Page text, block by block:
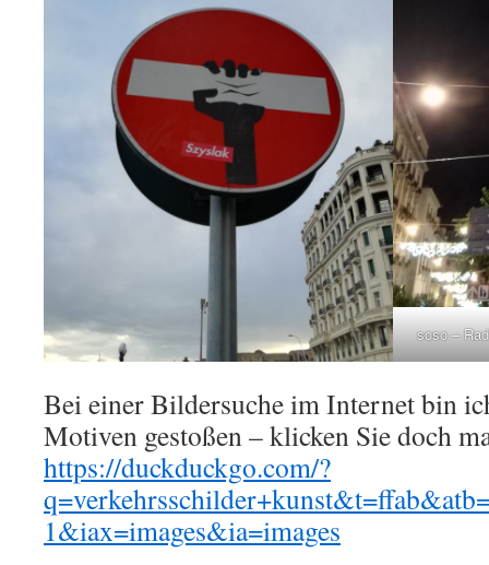
soso –
Bei einer Bildersuche im Internet bin
Motiven gestoßen – klicken Sie doch
https://duckduckgo.com/?
1&iax=images&ia=images